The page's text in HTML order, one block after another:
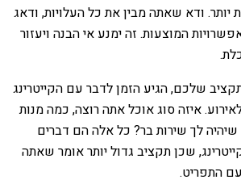
יותר. ודא שאתה מבין את כל העלויות, ודאג
המוצעות. זה ימנע אי הבנה ויעזור
שלכם, הגיע הזמן לדבר עם הקייטרינג
איזה סוג אוכל אתה רוצה, כמה מנות
לך שירות בר? כל אלה הם דברים
שכן תקציב גדול יותר אומר שאתה
עם התפריט.